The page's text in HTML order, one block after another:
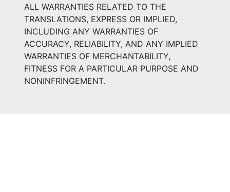
ALL WARRANTIES RELATED TO THE
TRANSLATIONS, EXPRESS OR IMPLIED,
INCLUDING ANY WARRANTIES OF
ACCURACY, RELIABILITY, AND ANY IMPLIED
WARRANTIES OF MERCHANTABILITY,
FITNESS FOR A PARTICULAR PURPOSE AND
NONINFRINGEMENT.